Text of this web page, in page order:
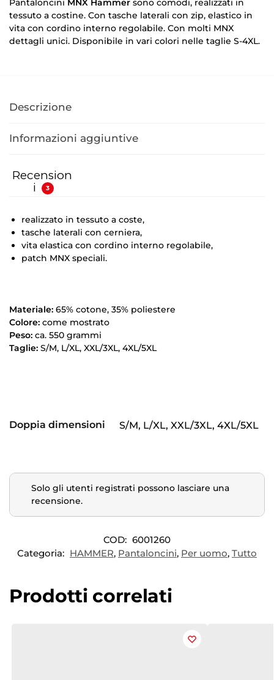
Pantaloncini MNX Hammer sono comodi, realizzati in
tessuto a costine. Con tasche laterali con zip, elastico in
vita con cordino interno regolabile. Con molti MNX
dettagli unici. Disponibile in vari colori nelle taglie S-4XL.
Descrizione
Informazioni aggiuntive
Recension
i
3
realizzato in tessuto a coste,
tasche laterali con cerniera,
vita elastica con cordino interno regolabile,
patch MNX speciali.
Materiale: 65% cotone, 35% poliestere
Colore: come mostrato
Peso: ca. 550 grammi
Taglie: S/M, L/XL, XXL/3XL, 4XL/5XL
Doppia dimensioni S/M, L/XL, XXL/3XL, 4XL/5XL
Solo gli utenti registrati possono lasciare una
recensione.
COD: 6001260
Categoria: HAMMER, Pantaloncini, Per uomo, Tutto
Prodotti correlati